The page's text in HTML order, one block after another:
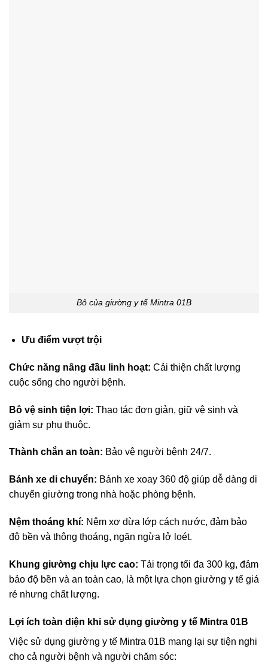
Bô của giường y tế Mintra 01B
Ưu điểm vượt trội
Chức năng nâng đầu linh hoạt: Cải thiện chất lượng
cuộc sống cho người bệnh.
Bô vệ sinh tiện lợi: Thao tác đơn giản, giữ vệ sinh và
giảm sự phụ thuộc.
Thành chắn an toàn: Bảo vệ người bệnh 24/7.
Bánh xe di chuyển: Bánh xe xoay 360 độ giúp dễ dàng di
chuyển giường trong nhà hoặc phòng bệnh.
Nệm thoáng khí: Nệm xơ dừa lớp cách nước, đảm bảo
độ bền và thông thoáng, ngăn ngừa lở loét.
Khung giường chịu lực cao: Tải trọng tối đa 300 kg, đảm
bảo độ bền và an toàn cao, là một lựa chọn giường y tế giá
rẻ nhưng chất lượng.
Lợi ích toàn diện khi sử dụng giường y tế Mintra 01B
Việc sử dụng giường y tế Mintra 01B mang lại sự tiện nghi
cho cả người bệnh và người chăm sóc: